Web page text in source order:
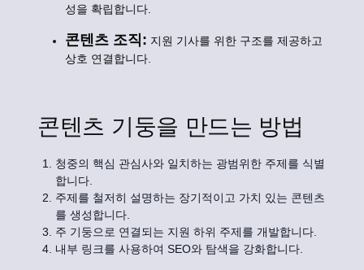
성을 확립합니다.
콘텐츠 조직: 지원 기사를 위한 구조를 제공하고
상호 연결합니다.
콘텐츠 기둥을 만드는 방법
청중의 핵심 관심사와 일치하는 광범위한 주제를 식별
합니다.
주제를 철저히 설명하는 장기적이고 가치 있는 콘텐츠
를 생성합니다.
주 기둥으로 연결되는 지원 하위 주제를 개발합니다.
내부 링크를 사용하여 SEO와 탐색을 강화합니다.